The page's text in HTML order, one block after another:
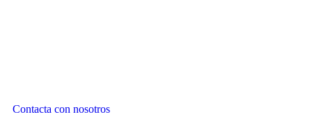
Contacta con nosotros